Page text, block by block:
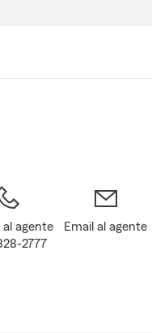
al agente
2777
Email al agente